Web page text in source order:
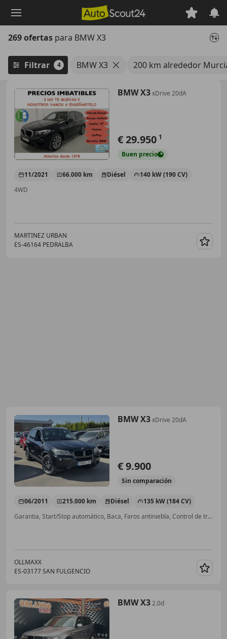
principal
269 ofertas para BMW X3
Filtrar 4 BMW X3 200 km alrededor
BMW X3xDrive 20dA
€ 29.950 1
Buen precio
11/2021 66.000 km Diésel
140 kW (190 CV)
4WD
MARTINEZ URBAN
ES-46164 PEDRALBA
BMW X3xDrive 20dA
€ 9.900
Sin comparación
06/2011 215.000 km Diésel
135 kW (184 CV)
Garantia, Start/Stop automático, Baca, Faros antiniebla, Control de tracción, Llantas de aleación, Airbags laterales, Cierre centralizado
OLLMAXX
ES-03177 SAN FULGENCIO
BMW X32.0d